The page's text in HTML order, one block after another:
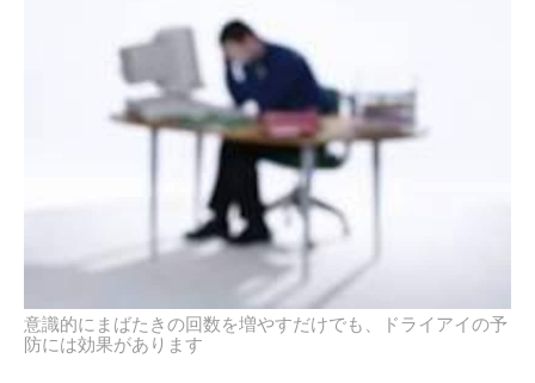
意識的にまばたきの回数を増やすだけでも、ドライアイの予
防には効果があります